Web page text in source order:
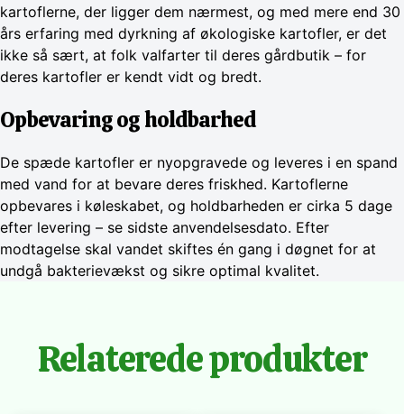
kartoflerne, der ligger dem nærmest, og med mere end 30
års erfaring med dyrkning af økologiske kartofler, er det
ikke så sært, at folk valfarter til deres gårdbutik – for
deres kartofler er kendt vidt og bredt.
Opbevaring og holdbarhed
De spæde kartofler er nyopgravede og leveres i en spand
med vand for at bevare deres friskhed. Kartoflerne
opbevares i køleskabet, og holdbarheden er cirka 5 dage
efter levering – se sidste anvendelsesdato. Efter
modtagelse skal vandet skiftes én gang i døgnet for at
undgå bakterievækst og sikre optimal kvalitet.
Relaterede produkter